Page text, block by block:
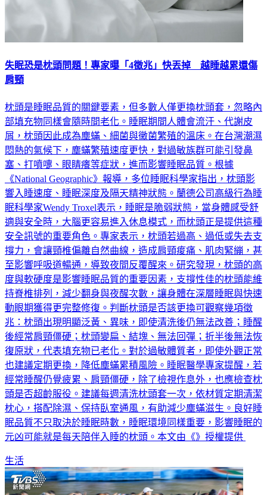
失眠恐是枕頭問題！專家曝「4徵兆」快丟掉 越睡越累還傷
肩頸
枕頭是睡眠品質的關鍵要素，但多數人僅更換枕頭套，忽略內
部填充物同樣會隨時間老化。睡眠期間人體會流汗、代謝皮
屑，枕頭因此成為塵蟎、細菌與黴菌繁殖的溫床。在台灣潮濕
悶熱的氣候下，塵蟎繁殖速度更快，對過敏族群可能引發鼻
塞、打噴嚏、眼睛癢等症狀，進而影響睡眠品質。根據
《National Geographic》報導，多位睡眠科學家指出，枕頭影
響入睡速度、睡眠深度及隔天精神狀態。蘭德公司高級行為睡
眠科學家Wendy Troxel表示，睡眠是脆弱狀態，當身體感受舒
適與安全時，大腦更容易進入休息模式，而枕頭正是提供這種
安全訊號的重要角色。專家表示，枕頭若過高、過低或失去支
撐力，會讓頸椎偏離自然曲線，造成肩頸痠痛、肌肉緊繃，甚
至影響呼吸道暢通，導致夜間反覆醒來。研究發現，枕頭的高
度與軟硬度是影響睡眠品質的重要因素，支撐性佳的枕頭能維
持脊椎排列，減少翻身與夜醒次數，讓身體在深層睡眠與快速
動眼期獲得更完整修復。判斷枕頭是否該更換可觀察幾項徵
兆：枕頭出現明顯泛黃、異味，即使清洗後仍無法改善；睡醒
後經常肩頸僵硬；枕頭變扁、結塊、無法回彈；折半後無法恢
復原狀，代表填充物已老化。對於過敏體質者，即使外觀正常
也建議定期更換，降低塵蟎累積風險。睡眠醫學專家提醒，若
經常睡醒仍覺疲累、肩頸僵硬，除了檢視作息外，也應檢查枕
頭是否超齡服役。建議每週清洗枕頭套一次，依材質定期清潔
枕心，搭配除濕、保持臥室通風，有助減少塵蟎滋生。良好睡
眠品質不只取決於睡眠時數，睡眠環境同樣重要，影響睡眠的
元凶可能就是每天陪伴入睡的枕頭。本文由《》授權提供
生活